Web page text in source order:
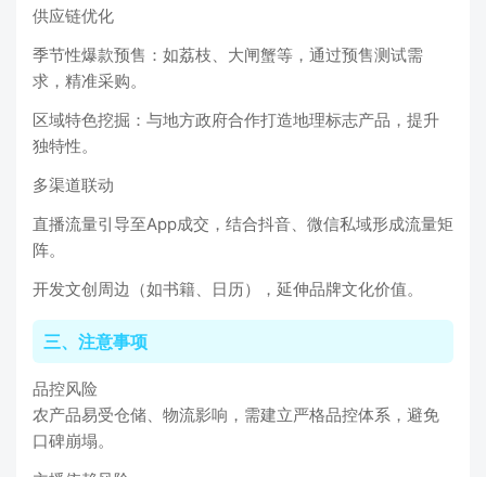
供应链优化
季节性爆款预售：如荔枝、大闸蟹等，通过预售测试需
求，精准采购。
区域特色挖掘：与地方政府合作打造地理标志产品，提升
独特性。
多渠道联动
直播流量引导至App成交，结合抖音、微信私域形成流量矩
阵。
开发文创周边（如书籍、日历），延伸品牌文化价值。
三、注意事项
品控风险
农产品易受仓储、物流影响，需建立严格品控体系，避免
口碑崩塌。